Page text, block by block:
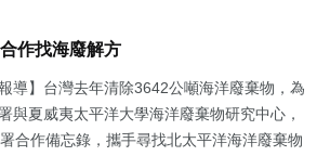
作找海廢解方
導】台灣去年清除3642公噸海洋廢棄物，為
與夏威夷太平洋大學海洋廢棄物研究中心，
合作備忘錄，攜手尋找北太平洋海洋廢棄物